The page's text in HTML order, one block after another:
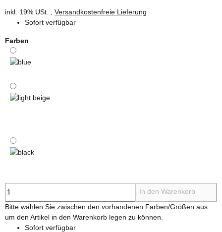
inkl. 19% USt. , Versandkostenfreie Lieferung
Sofort verfügbar
Farben
blue
light beige
In den Warenkorb
x
Bitte wählen Sie zwischen den vorhandenen Farben/Größen aus
um den Artikel in den Warenkorb legen zu können.
Sofort verfügbar